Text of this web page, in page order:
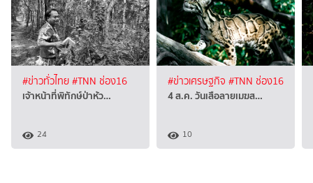
#ข่าวทั่วไทย#TNN ช่อง16
เจ้าหน้าที่พิทักษ์ป่าห้ว…
24
#ข่าวเศรษฐกิจ #TNN ช่อง16
4 ส.ค. วันเสือลายเมฆส…
10